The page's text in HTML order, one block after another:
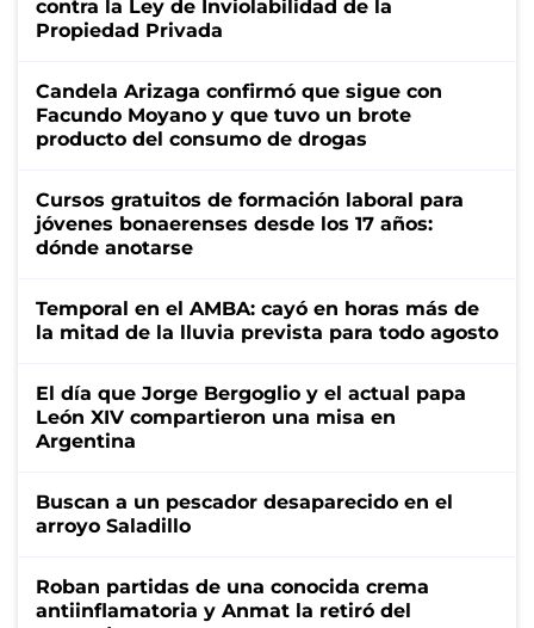
contra la Ley de Inviolabilidad de la
Propiedad Privada
Candela Arizaga confirmó que sigue con
Facundo Moyano y que tuvo un brote
producto del consumo de drogas
Cursos gratuitos de formación laboral para
jóvenes bonaerenses desde los 17 años:
dónde anotarse
Temporal en el AMBA: cayó en horas más de
la mitad de la lluvia prevista para todo agosto
El día que Jorge Bergoglio y el actual papa
León XIV compartieron una misa en
Argentina
Buscan a un pescador desaparecido en el
arroyo Saladillo
Roban partidas de una conocida crema
antiinflamatoria y Anmat la retiró del